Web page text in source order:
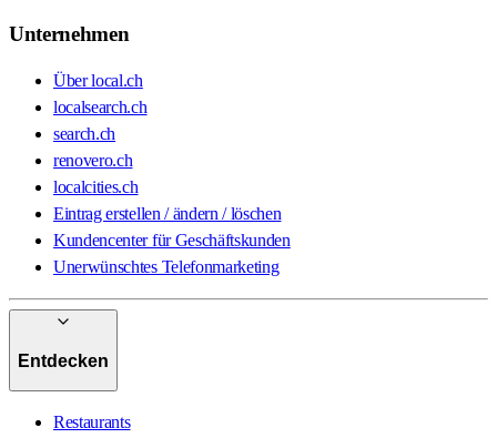
Unternehmen
Über local.ch
localsearch.ch
search.ch
renovero.ch
localcities.ch
Eintrag erstellen / ändern / löschen
Kundencenter für Geschäftskunden
Unerwünschtes Telefonmarketing
Entdecken
Restaurants